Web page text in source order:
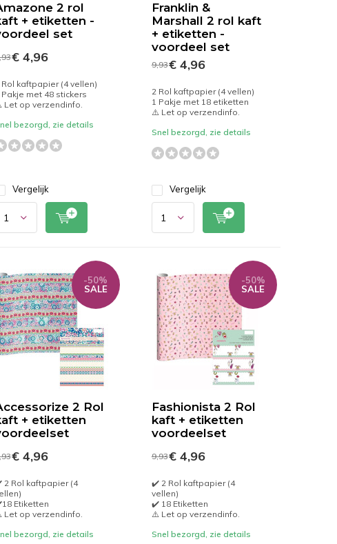
2 rol
+ etiketten -
set
€ 4,96
Rol kaftpapier (4 vellen)
Pakje met 48 stickers
Let op verzendinfo.
bezorgd, zie details
Vergelijk
Franklin &
Marshall 2 rol kaft
+ etiketten -
voordeel set
9,93€ 4,96
2 Rol kaftpapier (4 vellen)
1 Pakje met 18 etiketten
⚠️ Let op verzendinfo.
Snel bezorgd, zie details
Vergelijk
2 Rol
+ etiketten
-50%
SALE
€ 4,96
2 Rol kaftpapier (4
Etiketten
Let op verzendinfo.
bezorgd, zie details
Fashionista 2 Rol
kaft + etiketten
voordeelset
-50%
SALE
9,93€ 4,96
✔️ 2 Rol kaftpapier (4
vellen)
✔️ 18 Etiketten
⚠️ Let op verzendinfo.
Snel bezorgd, zie details